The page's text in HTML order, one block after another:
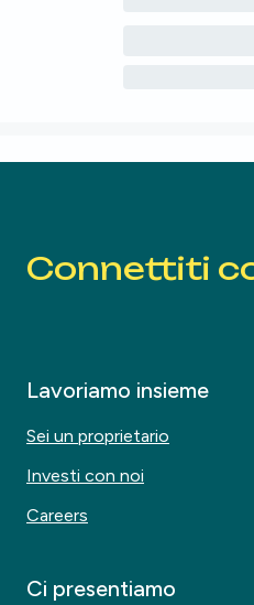
Connettiti
Lavoriamo insieme
Sei un proprietario
Investi con noi
Careers
Ci presentiamo